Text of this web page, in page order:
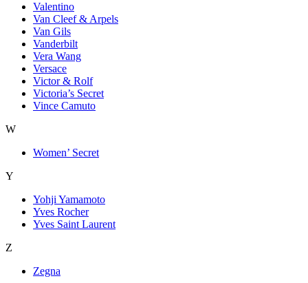
Valentino
Van Cleef & Arpels
Van Gils
Vanderbilt
Vera Wang
Versace
Victor & Rolf
Victoria’s Secret
Vince Camuto
W
Women’ Secret
Y
Yohji Yamamoto
Yves Rocher
Yves Saint Laurent
Z
Zegna